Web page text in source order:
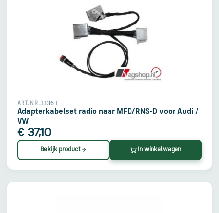
ART.NR.33361
Adapterkabelset radio naar MFD/RNS-D voor Audi /
VW
€ 37,10
Bekijk product In winkelwagen